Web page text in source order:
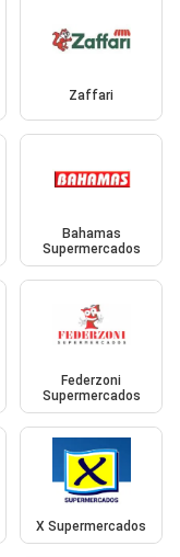
Zaffari
Bahamas
Supermercados
Federzoni
Supermercados
X Supermercados